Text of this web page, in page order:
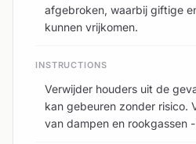
afgebroken, waarbij giftige
kunnen vrijkomen.
INSTRUCTIONS
Verwijder houders uit de
kan gebeuren zonder risico.
van dampen en rookgassen